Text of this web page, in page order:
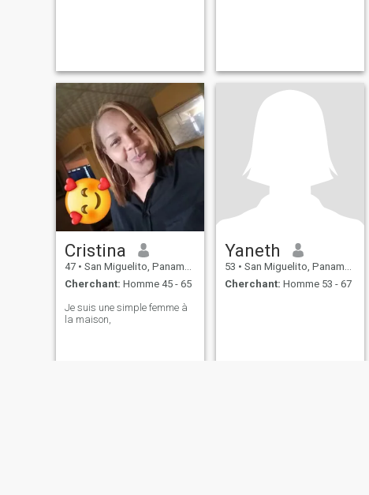
Cristina
47 • San Miguelito, Panamá, Paname
Cherchant: Homme 45 - 65
Je suis une simple femme à
la maison,
Yaneth
53 • San Miguelito, Panamá, Paname
Cherchant: Homme 53 - 67